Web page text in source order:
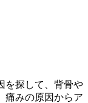
を探して、背骨や
痛みの原因からア